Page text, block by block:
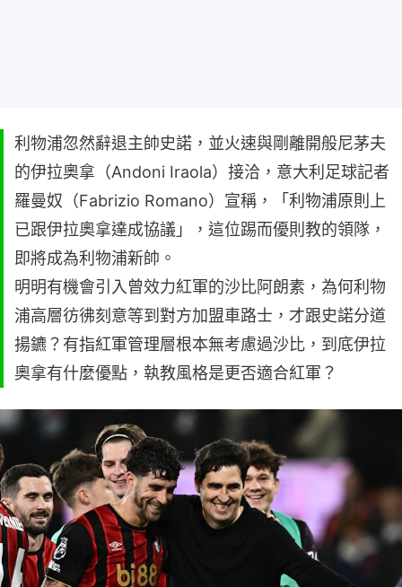
利物浦忽然辭退主帥史諾，並火速與剛離開般尼茅夫
的伊拉奧拿（Andoni Iraola）接洽，意大利足球記者
羅曼奴（Fabrizio Romano）宣稱，「利物浦原則上
已跟伊拉奧拿達成協議」，這位踢而優則教的領隊，
即將成為利物浦新帥。
明明有機會引入曾效力紅軍的沙比阿朗素，為何利物
浦高層彷彿刻意等到對方加盟車路士，才跟史諾分道
揚鑣？有指紅軍管理層根本無考慮過沙比，到底伊拉
奧拿有什麼優點，執教風格是更否適合紅軍？